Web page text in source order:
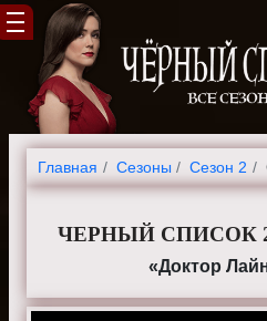
Главная Cезоны Сезон 2
ЧЕРНЫЙ СПИСОК
«Доктор